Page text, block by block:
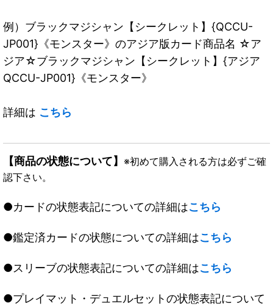
例）ブラックマジシャン【シークレット】{QCCU-
JP001}《モンスター》のアジア版カード商品名 ☆ア
ジア☆ブラックマジシャン【シークレット】{アジア
QCCU-JP001}《モンスター》
詳細は こちら
【商品の状態について】 ※初めて購入される方は必ずご確
認下さい。
●カードの状態表記についての詳細はこちら
●鑑定済カードの状態についての詳細はこちら
●スリーブの状態表記についての詳細はこちら
●プレイマット・デュエルセットの状態表記について